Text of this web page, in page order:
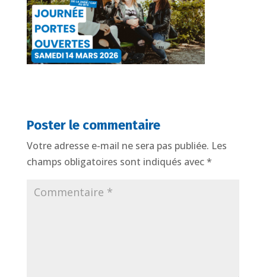
Poster le commentaire
Votre adresse e-mail ne sera pas publiée. Les
champs obligatoires sont indiqués avec*